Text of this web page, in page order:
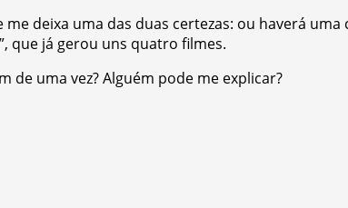
deixa uma das duas certezas: ou haverá
que já gerou uns quatro filmes.
de uma vez? Alguém pode me explicar?